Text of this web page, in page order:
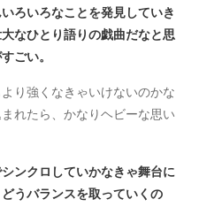
ろいろなことを発見していき
なひとり語りの戯曲だなと思
ごい。
り強くなきゃいけないのかな
れたら、かなりヘビーな思い
ンクロしていかなきゃ舞台に
うバランスを取っていくの